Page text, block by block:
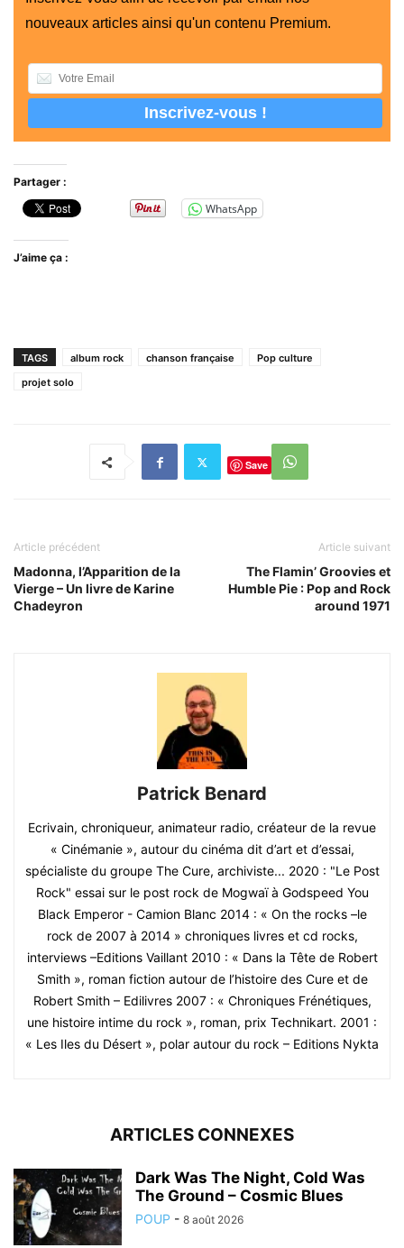
nouveaux articles ainsi qu'un contenu Premium.
Partager :
WhatsApp
J’aime ça :
TAGS album rock chanson française
Pop culture
projet solo
Save
Article précédent
Madonna, l’Apparition de la
Vierge – Un livre de Karine
Chadeyron
Article suivant
The Flamin’ Groovies et
Humble Pie : Pop and Rock
around 1971
Patrick Benard
Ecrivain, chroniqueur, animateur radio, créateur de la revue
« Cinémanie », autour du cinéma dit d’art et d’essai,
spécialiste du groupe The Cure, archiviste... 2020 : "Le Post
Rock" essai sur le post rock de Mogwaï à Godspeed You
Black Emperor - Camion Blanc 2014 : « On the rocks –le
rock de 2007 à 2014 » chroniques livres et cd rocks,
interviews –Editions Vaillant 2010 : « Dans la Tête de Robert
Smith », roman fiction autour de l’histoire des Cure et de
Robert Smith – Edilivres 2007 : « Chroniques Frénétiques,
une histoire intime du rock », roman, prix Technikart. 2001 :
« Les Iles du Désert », polar autour du rock – Editions Nykta
ARTICLES CONNEXES
Dark Was The Night, Cold Was
The Ground – Cosmic Blues
POUP - 8 août 2026